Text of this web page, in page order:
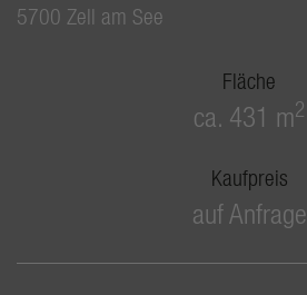
5700 Zell am See
Fläche
ca. 431 m2
Kaufpreis
auf Anfrage